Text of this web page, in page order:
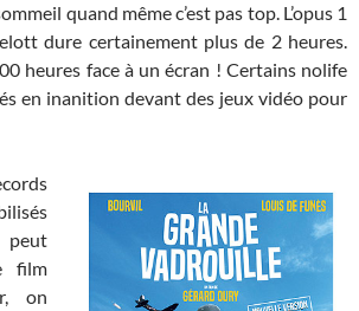
quand même c’est pas top. L’opus 1
dure certainement plus de 2 heures.
heures face à un écran ! Certains nolife
en inanition devant des jeux vidéo pour
film
on